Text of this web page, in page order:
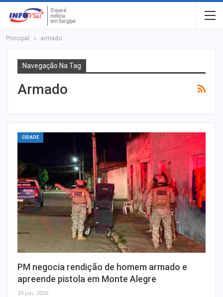
Principal armado
Navegação Na Tag
Armado
CIDADE
PM negocia rendição de homem armado e
apreende pistola em Monte Alegre
29 jun, 2026